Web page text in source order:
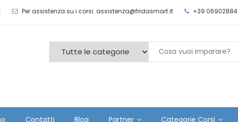
Per assistenza su i corsi: assistenza@fridasmart.it +39
Contatti Blog Partner Categorie Corsi